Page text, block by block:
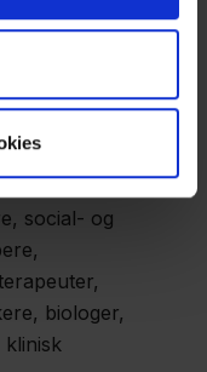
social- og
biologer,